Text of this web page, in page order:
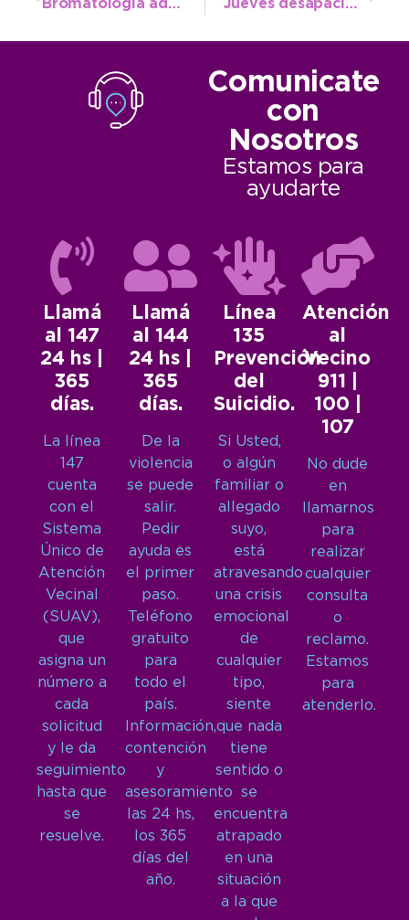
Bromatología advierte sobre caso de triquinosis y pide tomar recaudos Jueves desapacible, con frío intenso y cielo cubierto
Comunicate
con
Nosotros
Estamos para
ayudarte
Llamá
al 147
24 hs |
365
días.
La línea
147
cuenta
con el
Sistema
Único de
Atención
Vecinal
(SUAV),
que
asigna un
número a
cada
solicitud
y le da
seguimiento
hasta que
se
resuelve.
Llamá
al 144
24 hs |
365
días.
De la
violencia
se puede
salir.
Pedir
ayuda es
el primer
paso.
Teléfono
gratuito
para
todo el
país.
Información,
contención
y
asesoramiento
las 24 hs,
los 365
días del
año.
Línea
135
Prevención
del
Suicidio.
Si Usted,
o algún
familiar o
allegado
suyo,
está
atravesando
una crisis
emocional
de
cualquier
tipo,
siente
que nada
tiene
sentido o
se
encuentra
atrapado
en una
situación
a la que
Atención
al
Vecino
911 |
100 |
107
No dude
en
llamarnos
para
realizar
cualquier
consulta
o
reclamo.
Estamos
para
atenderlo.